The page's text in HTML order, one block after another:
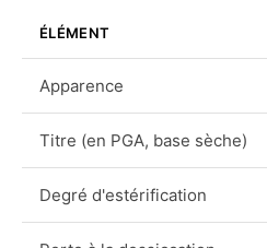
ÉLÉMENT
Apparence
Titre (en PGA, base sèche)
Degré d'estérification